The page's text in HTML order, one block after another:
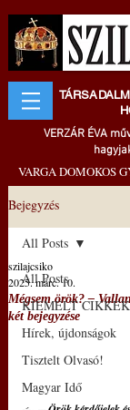
VERZÁR ÉVA
VARGA DOMOKOS
Bejegyzés
All Posts
KIEMELT CIKKEK
Hírek, újdonságok
Tisztelt Olvasó!
Magyar Idő
All Posts
Mégsem örök? –
két bejegyzése
szilajcsiko
2025. márc. 10.